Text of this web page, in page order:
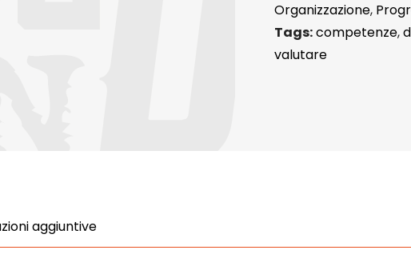
Organizzazione,
Tags:competenze,
valutare
aggiuntive